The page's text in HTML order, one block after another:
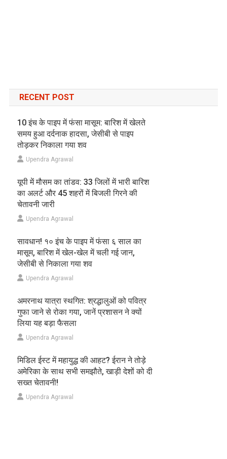
RECENT POST
10 इंच के पाइप में फंसा मासूम: बारिश में खेलते
समय हुआ दर्दनाक हादसा, जेसीबी से पाइप
तोड़कर निकाला गया शव
Upendra Agrawal
यूपी में मौसम का तांडव: 33 जिलों में भारी बारिश
का अलर्ट और 45 शहरों में बिजली गिरने की
चेतावनी जारी
Upendra Agrawal
सावधान! १० इंच के पाइप में फंसा ६ साल का
मासूम, बारिश में खेल-खेल में चली गई जान,
जेसीबी से निकाला गया शव
Upendra Agrawal
अमरनाथ यात्रा स्थगित: श्रद्धालुओं को पवित्र
गुफा जाने से रोका गया, जानें प्रशासन ने क्यों
लिया यह बड़ा फैसला
Upendra Agrawal
मिडिल ईस्ट में महायुद्ध की आहट? ईरान ने तोड़े
अमेरिका के साथ सभी समझौते, खाड़ी देशों को दी
सख्त चेतावनी!
Upendra Agrawal